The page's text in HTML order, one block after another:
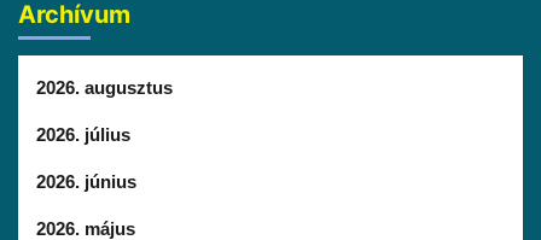
Archívum
2026. augusztus
2026. július
2026. június
2026. május